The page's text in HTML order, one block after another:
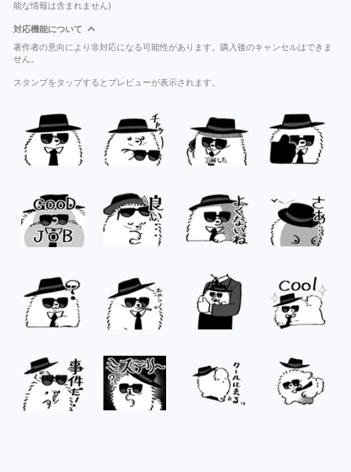
能な情報は含まれません)
対応機能について
著作者の意向により非対応になる可能性があります。購入後のキャンセルはできま
せん。
スタンプをタップするとプレビューが表示されます。